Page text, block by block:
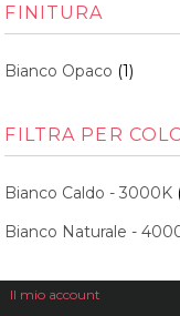
FINITURA
Bianco Opaco (1)
FILTRA PER
Bianco Caldo - 3000K
Bianco Naturale -
Il mio account